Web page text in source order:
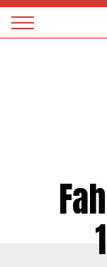
Magazine
Panneau de gestion